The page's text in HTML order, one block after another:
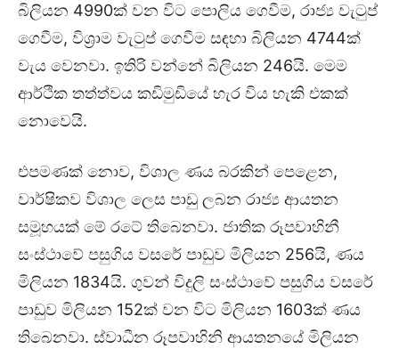
බිලියන 4990ක් වන විට පොලිය ගෙවීම, රාජ්‍ය වැටුප්
ගෙවීම, විශ්‍රාම වැටුප් ගෙවීම සඳහා බිලියන 4744ක්
වැය වෙනවා. ඉතිරි වන්නේ බිලියන 246යි. මෙම
ආර්ථික තත්ත්වය කඩිමුඩියේ හැර විය හැකි එකක්
නොවෙයි.
එපමණක් නොව, විශාල ණය බරකින් පෙළෙන,
වාර්ෂිකව විශාල ලෙස පාඩු ලබන රාජ්‍ය ආයතන
සමූහයක් මේ රටේ තිබෙනවා. ජාතික රූපවාහිනී
සංස්ථාවේ පසුගිය වසරේ පාඩුව මිලියන 256යි, ණය
මිලියන 1834යි. ගුවන් විදුලි සංස්ථාවේ පසුගිය වසරේ
පාඩුව මිලියන 152ක් වන විට මිලියන 1603ක් ණය
තිබෙනවා. ස්වාධීන රූපවාහිනි ආයතනයේ මිලියන